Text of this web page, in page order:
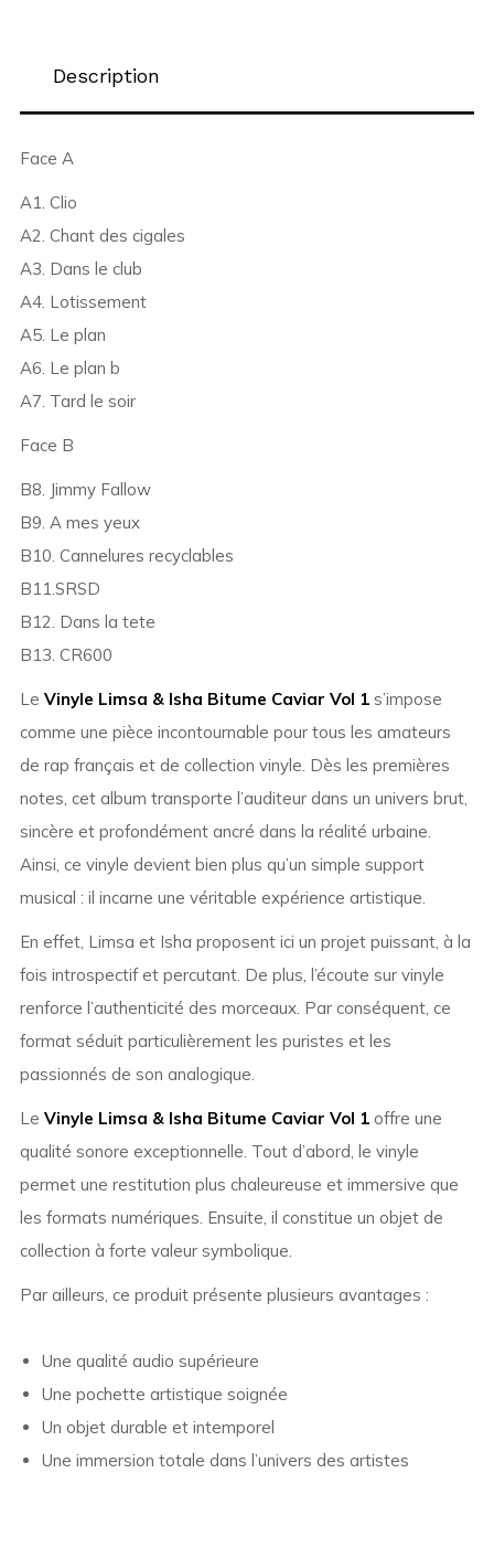
Description
Face A
A1. Clio
A2. Chant des cigales
A3. Dans le club
A4. Lotissement
A5. Le plan
A6. Le plan b
A7. Tard le soir
Face B
B8. Jimmy Fallow
B9. A mes yeux
B10. Cannelures recyclables
B11.SRSD
B12. Dans la tete
B13. CR600
Le Vinyle Limsa & Isha Bitume Caviar Vol 1s’impose
comme une pièce incontournable pour tous les amateurs
de rap français et de collection vinyle. Dès les premières
notes, cet album transporte l’auditeur dans un univers brut,
sincère et profondément ancré dans la réalité urbaine.
Ainsi, ce vinyle devient bien plus qu’un simple support
musical : il incarne une véritable expérience artistique.
En effet, Limsa et Isha proposent ici un projet puissant, à la
fois introspectif et percutant. De plus, l’écoute sur vinyle
renforce l’authenticité des morceaux. Par conséquent, ce
format séduit particulièrement les puristes et les
passionnés de son analogique.
Le Vinyle Limsa & Isha Bitume Caviar Vol 1offre une
qualité sonore exceptionnelle. Tout d’abord, le vinyle
permet une restitution plus chaleureuse et immersive que
les formats numériques. Ensuite, il constitue un objet de
collection à forte valeur symbolique.
Par ailleurs, ce produit présente plusieurs avantages :
Une qualité audio supérieure
Une pochette artistique soignée
Un objet durable et intemporel
Une immersion totale dans l’univers des artistes